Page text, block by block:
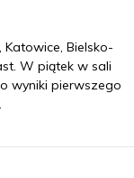
Katowice, Bielsko-
W piątek w sali
wyniki pierwszego